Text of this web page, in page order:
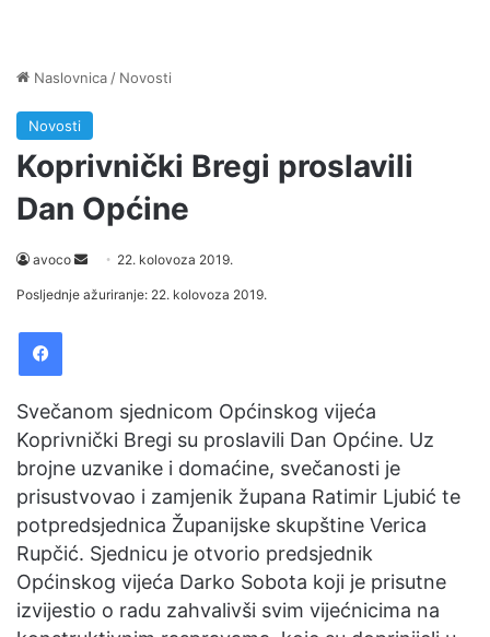
Naslovnica / Novosti
Novosti
Koprivnički Bregi proslavili
Dan Općine
avoco
Send
an
22. kolovoza 2019.
Posljednje ažuriranje: 22. kolovoza 2019.
Facebook
Svečanom sjednicom Općinskog vijeća
Koprivnički Bregi su proslavili Dan Općine. Uz
brojne uzvanike i domaćine, svečanosti je
prisustvovao i zamjenik župana Ratimir Ljubić te
potpredsjednica Županijske skupštine Verica
Rupčić. Sjednicu je otvorio predsjednik
Općinskog vijeća Darko Sobota koji je prisutne
izvijestio o radu zahvalivši svim vijećnicima na